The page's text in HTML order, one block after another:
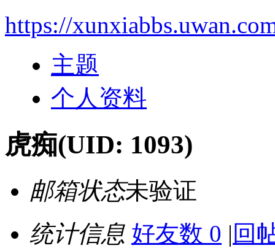
https://
主题
个人资料
虎痴(UID: 1093)
邮箱状态未验证
统计信息 好友数 0 | 回